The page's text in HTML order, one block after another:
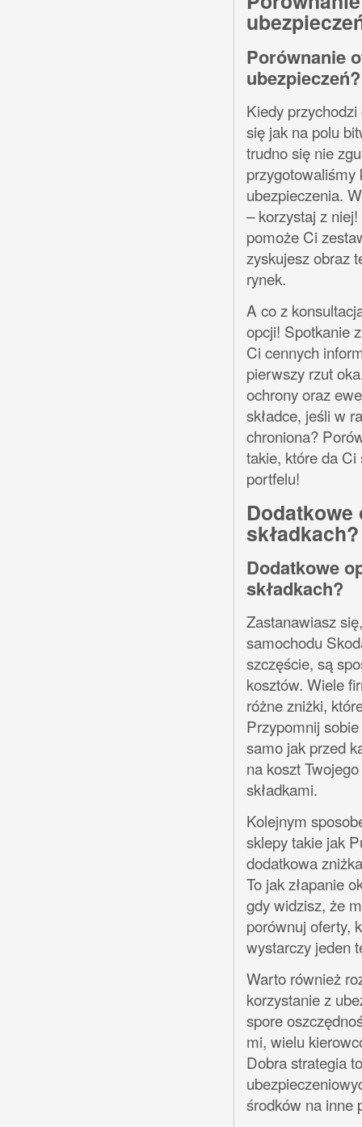
Porównanie
ubezpieczeń?
Kiedy
się jak na polu
trudno się nie
przygotowaliśmy
ubezpieczenia.
– korzystaj z
pomoże Ci
zyskujesz obraz
rynek.
A co z
opcji! Spotkanie
Ci cennych
pierwszy rzut
ochrony oraz
składce, jeśli w
chroniona?
takie, które da Ci
portfelu!
składkach?
Dodatkowe
składkach?
Zastanawiasz
samochodu
szczęście, są
kosztów. Wiele
różne zniżki,
Przypomnij
samo jak przed
na koszt
składkami.
Kolejnym
sklepy takie jak
dodatkowa
To jak złapanie
gdy widzisz, że
porównuj oferty,
wystarczy jeden
Warto również
korzystanie z
spore
mi, wielu
Dobra strategia
środków na inne